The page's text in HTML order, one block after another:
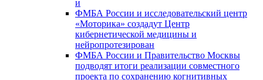
и
ФМБА России и исследовательский центр
«Моторика» создадут Центр
кибернетической медицины и
нейропротезирован
ФМБА России и Правительство Москвы
подводят итоги реализации совместного
проекта по сохранению когнитивных